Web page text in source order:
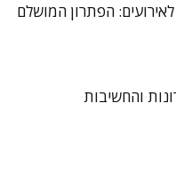
הפתרון המושלם
והחשיבות